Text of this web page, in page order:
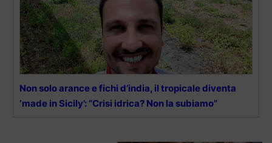
Non solo arance e fichi d’india, il tropicale diventa
‘made in Sicily’: “Crisi idrica? Non la subiamo”